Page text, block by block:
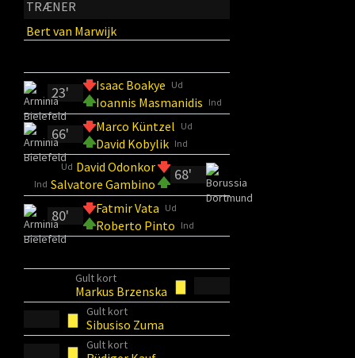
TRÆNER
Bert van Marwijk
Ud
Isaac Boakye
Ind
Ioannis Masmanidis
23'
Ud
Marco Küntzel
Ind
David Kobylik
66'
68'
Ud David Odonkor
Ind Salvatore Gambino
Ud
Fatmir Vata
Ind
Roberto Pinto
80'
Gult kort
Markus Brzenska
Gult kort
Sibusiso Zuma
Gult kort